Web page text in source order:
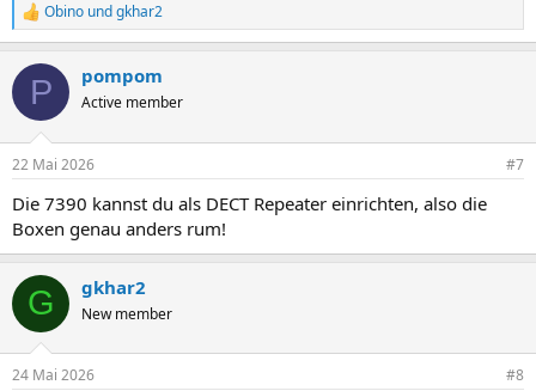
R
e
k
i
e
:
Obino undgkhar2
P pompom
Active member
22 Mai 2026 #7
Die 7390 kannst du als DECT Repeater einrichten, also die
Boxen genau anders rum!
G gkhar2
New member
24 Mai 2026 #8